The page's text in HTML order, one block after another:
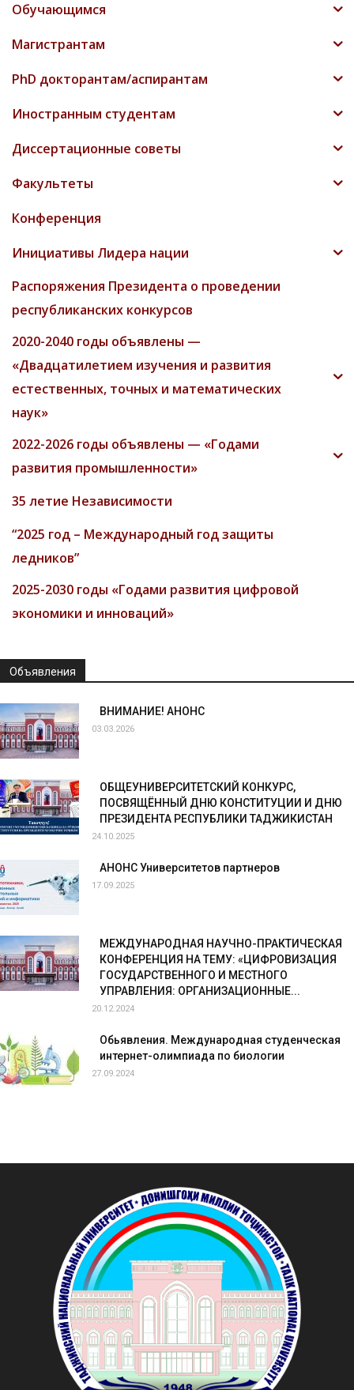
Обучающимся
Магистрантам
PhD докторантам/аспирантам
Иностранным студентам
Диссертационные советы
Факультеты
Конференция
Инициативы Лидера нации
Распоряжения Президента о проведении
республиканских конкурсов
2020-2040 годы объявлены —
«Двадцатилетием изучения и развития
естественных, точных и математических
наук»
2022-2026 годы объявлены — «Годами
развития промышленности»
35 летие Независимости
“2025 год – Международный год защиты
ледников”
2025-2030 годы «Годами развития цифровой
экономики и инноваций»
Объявления
ВНИМАНИЕ! АНОНС
03.03.2026
ОБЩЕУНИВЕРСИТЕТСКИЙ КОНКУРС,
ПОСВЯЩЁННЫЙ ДНЮ КОНСТИТУЦИИ И ДНЮ
ПРЕЗИДЕНТА РЕСПУБЛИКИ ТАДЖИКИСТАН
24.10.2025
АНОНС Университетов партнеров
17.09.2025
МЕЖДУНАРОДНАЯ НАУЧНО-ПРАКТИЧЕСКАЯ
КОНФЕРЕНЦИЯ НА ТЕМУ: «ЦИФРОВИЗАЦИЯ
ГОСУДАРСТВЕННОГО И МЕСТНОГО
УПРАВЛЕНИЯ: ОРГАНИЗАЦИОННЫЕ...
20.12.2024
Обьявления. Международная студенческая
интернет-олимпиада по биологии
27.09.2024